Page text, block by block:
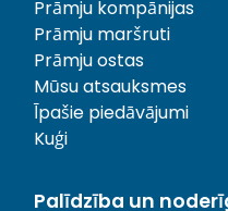
Prāmju kompānijas
Prāmju maršruti
Prāmju ostas
Mūsu atsauksmes
Īpašie piedāvājumi
Kuģi
Palīdzība un